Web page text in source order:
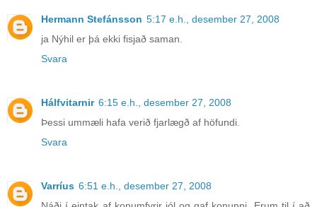
Hermann Stefánsson 5:17 e.h., desember 27, 2008
ja Nýhil er þá ekki fisjað saman.
Svara
Hálfvitarnir 6:15 e.h., desember 27, 2008
Þessi ummæli hafa verið fjarlægð af höfundi.
Svara
Varríus 6:51 e.h., desember 27, 2008